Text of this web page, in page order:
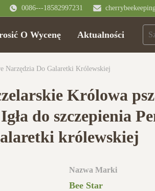
0086---18582997231
O Wycenę Aktualności
Narzędzia Do Galaretki Królewskiej
Królowa
do szczepienia
królewskiej
Nazwa Marki
Bee Star